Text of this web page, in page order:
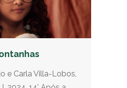
e Carla Villa-Lobos,